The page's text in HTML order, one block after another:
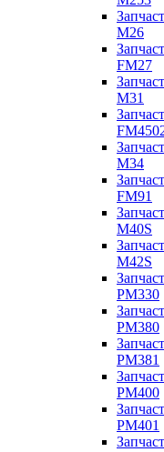
M26
FM27
M31
M34
FM91
M40S
M42S
PM330
PM380
PM381
PM400
PM401